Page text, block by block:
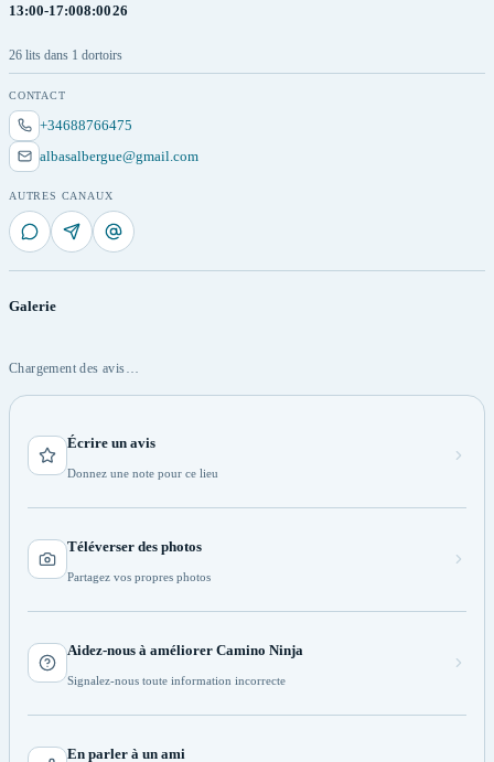
13:00-17:008:0026
26 lits dans 1 dortoirs
CONTACT
+34688766475
albasalbergue@gmail.com
AUTRES CANAUX
Galerie
Chargement des avis…
Écrire un avis
Donnez une note pour ce lieu
Téléverser des photos
Partagez vos propres photos
Aidez-nous à améliorer Camino Ninja
Signalez-nous toute information incorrecte
En parler à un ami